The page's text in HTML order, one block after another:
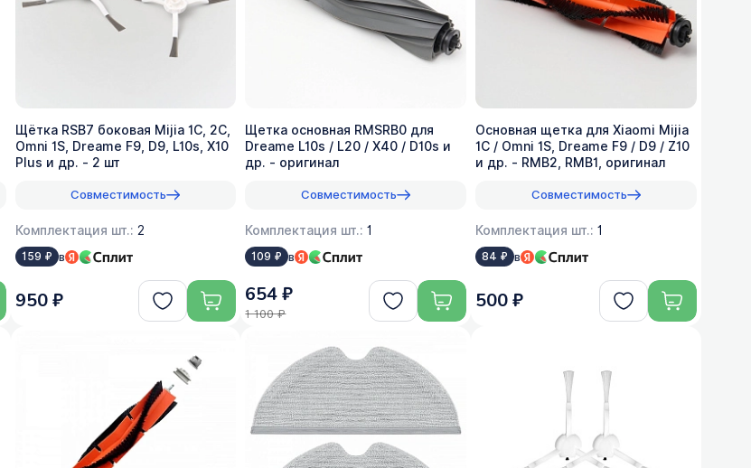
Щётка RSB7 боковая Mijia 1C, 2C,
Omni 1S, Dreame F9, D9, L10s, X10
Plus и др. - 2 шт
Совместимость
Комплектация шт.: 2
159 ₽ в
950 ₽
Щетка основная RMSRB0 для
Dreame L10s / L20 / X40 / D10s и
др. - оригинал
Совместимость
Комплектация шт.:1
109 ₽ в
654 ₽
1 100 ₽
Основная щетка для Xiaomi Mijia
1C / Omni 1S, Dreame F9 / D9 / Z10
и др. - RMB2, RMB1, оригинал
Совместимость
Комплектация шт.:1
84 ₽ в
500 ₽